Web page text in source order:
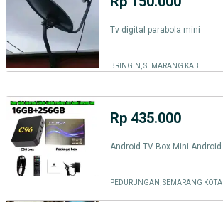
Tv digital parabola mini
BRINGIN, SEMARANG KAB.
Rp 435.000
PEDURUNGAN, SEMARANG KOTA